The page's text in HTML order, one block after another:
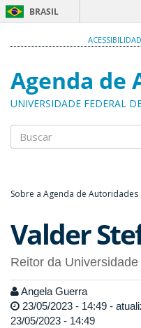
BRASIL
Agenda de
UNIVERSIDADE FEDERAL
Sobre a Agenda de Autoridades
Valder
Reitor da
Angela Guerra
23/05/2023 - 14:49 -
23/05/2023 - 14:49